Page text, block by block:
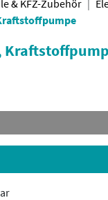
& KFZ-Zubehör